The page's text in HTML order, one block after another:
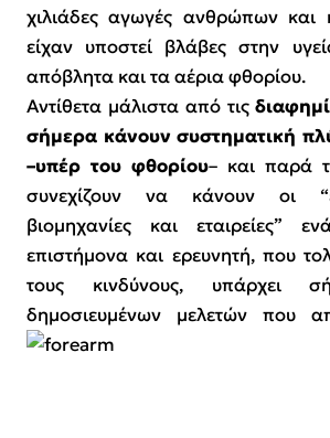
χιλιάδες αγωγές ανθρώπων και
είχαν υποστεί βλάβες στην
απόβλητα και τα αέρια φθορίου.
Αντίθετα μάλιστα από τις
σήμερα κάνουν συστηματική
–υπέρ του φθορίου– και παρά
συνεχίζουν να κάνουν οι
βιομηχανίες και εταιρείες”
επιστήμονα και ερευνητή, που
τους κινδύνους, υπάρχει
δημοσιευμένων μελετών που